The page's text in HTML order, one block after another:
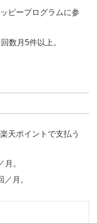
ピープログラムに参
数月5件以上。
天ポイントで支払う
。
月。